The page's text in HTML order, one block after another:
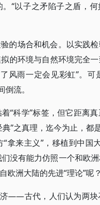
“以子之矛陷子之盾，
的场合和机会。以实践
的环境与自然环境完全
风雨一定会见彩虹”。
流。
“科学”标签，但它距
”之真理，迄今为止，都
拿来主义”，移植到中国
没有能力仿照一个和欧
欧洲大陆的先进“理论”呢？
——古代，人们认为两